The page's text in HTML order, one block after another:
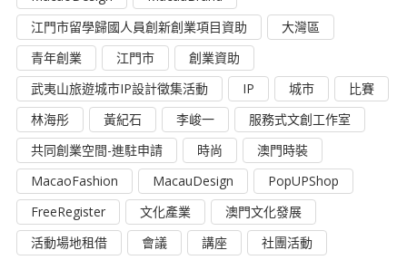
江門市留學歸國人員創新創業項目資助
大灣區
青年創業
江門市
創業資助
武夷山旅遊城市IP設計徵集活動
IP 城市
比賽
林海彤
黃紀石 李峻一
服務式文創工作室
共同創業空間-進駐申請
時尚
澳門時裝
MacaoFashion
MacauDesign
PopUPShop
FreeRegister
文化產業
澳門文化發展
活動場地租借
會議 講座
社團活動